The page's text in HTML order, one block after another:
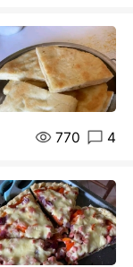
770 4